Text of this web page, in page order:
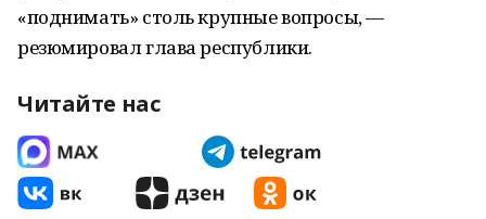
«поднимать» столь крупные вопросы, —
резюмировал глава республики.
Читайте нас